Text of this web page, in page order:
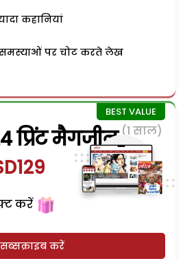
कहानियां
पर चोट करते लेख
प्रिंट मैगजीन (1 साल)
करें
सब्सक्राइब करें